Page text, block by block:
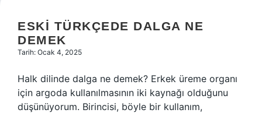
ESKI TÜRKÇEDE DALGA NE
DEMEK
Tarih: Ocak 4, 2025
Halk dilinde dalga ne demek? Erkek üreme organı
için argoda kullanılmasının iki kaynağı olduğunu
düşünüyorum. Birincisi, böyle bir kullanım,